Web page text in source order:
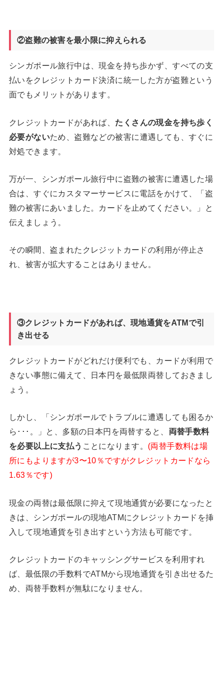
②盗難の被害を最小限に抑えられる
シンガポール旅行中は、現金を持ち歩かず、すべての支
払いをクレジットカード決済に統一した方が盗難という
面でもメリットがあります。
クレジットカードがあれば、 たくさんの現金を持ち歩く
必要がないため、盗難などの被害に遭遇しても、すぐに
対処できます。
万が一、シンガポール旅行中に盗難の被害に遭遇した場
合は、すぐにカスタマーサービスに電話をかけて、「盗
難の被害にあいました。カードを止めてください。」と
伝えましょう。
その瞬間、盗まれたクレジットカードの利用が停止さ
れ、被害が拡大することはありません。
③クレジットカードがあれば、現地通貨をATMで引
き出せる
クレジットカードがどれだけ便利でも、カードが利用で
きない事態に備えて、日本円を最低限両替しておきまし
ょう。
しかし、「シンガポールでトラブルに遭遇しても困るか
ら･･･。」と、多額の日本円を両替すると、 両替手数料
を必要以上に支払う ことになります。 (両替手数料は場
所にもよりますが3〜10％ですがクレジットカードなら
1.63％です)
現金の両替は最低限に抑えて現地通貨が必要になったと
きは、シンガポールの現地ATMにクレジットカードを挿
入して現地通貨を引き出すという方法も可能です。
クレジットカードのキャッシングサービスを利用すれ
ば、最低限の手数料でATMから現地通貨を引き出せるた
め、両替手数料が無駄になりません。